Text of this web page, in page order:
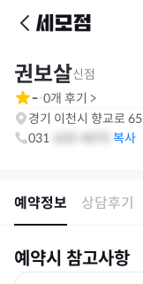
권보살신점
-·0개 후기 >
경기 이천시 향교로 65
031
예약정보 상담후기
예약시 참고사항